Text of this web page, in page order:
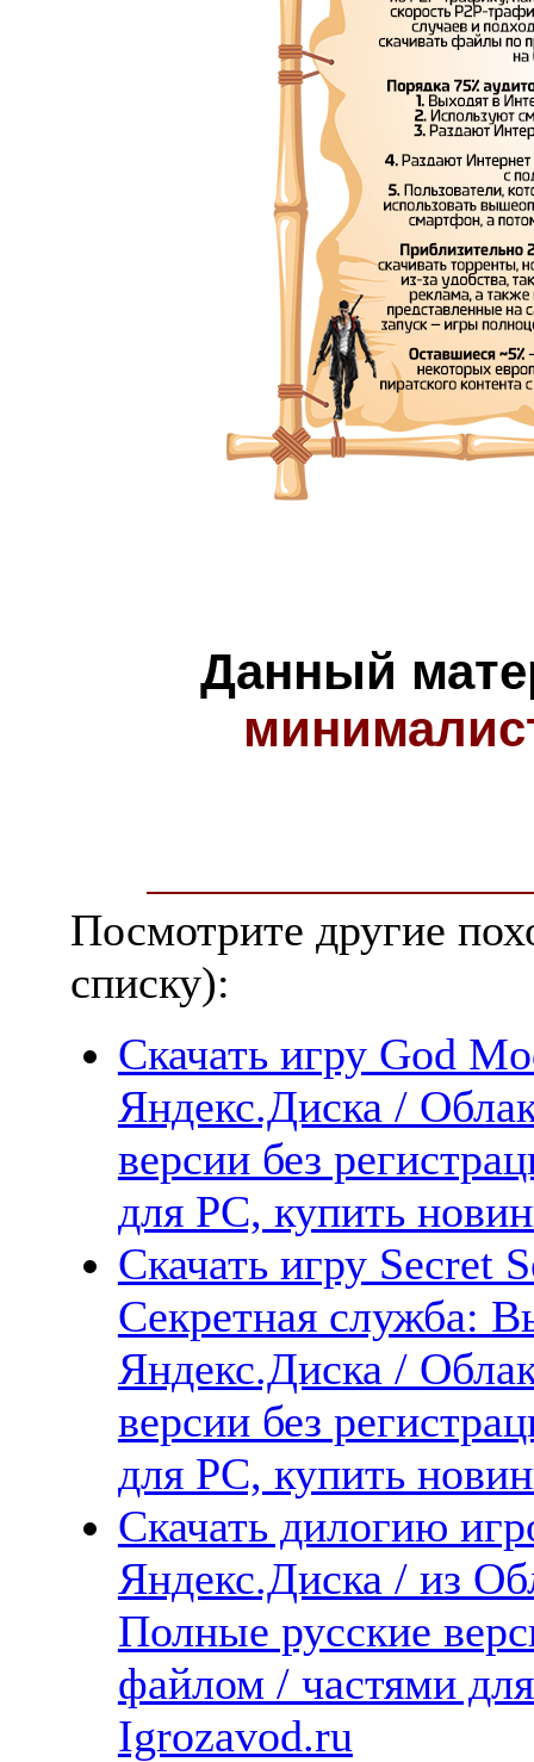
Данный
Посмотрите другие
списку):
Скачать игру God
Яндекс.Диска /
версии без
для PC, купить
Скачать игру Secret
Секретная служба:
Яндекс.Диска /
версии без
для PC, купить
Скачать дилогию
Яндекс.Диска / из
Полные русские
файлом / частями
Igrozavod.ru